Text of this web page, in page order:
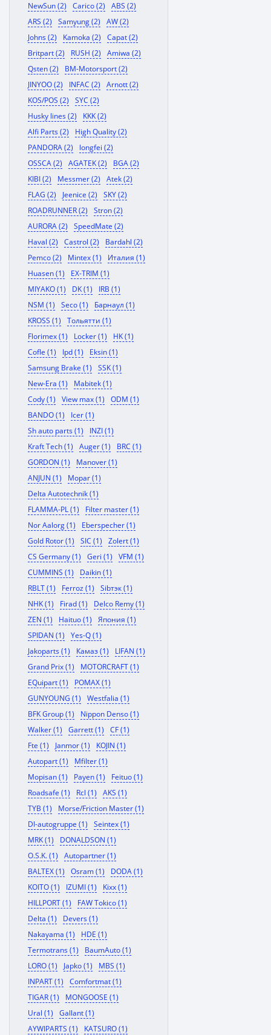
NewSun (2)
Carico (2)
ABS (2)
ARS (2)
Samyung (2)
AW (2)
Johns (2)
Kamoka (2)
Capat (2)
Britpart (2)
RUSH (2)
Amiwa (2)
Qsten (2)
BM-Motorsport (2)
JINYOO (2)
INFAC (2)
Arnott (2)
KOS/POS (2)
SYC (2)
Husky lines (2)
KKK (2)
Alfi Parts (2)
High Quality (2)
PANDORA (2)
longfei (2)
OSSCA (2)
AGATEK (2)
BGA (2)
KIBI (2)
Messmer (2)
Atek (2)
FLAG (2)
Jeenice (2)
SKY (2)
ROADRUNNER (2)
Stron (2)
AURORA (2)
SpeedMate (2)
Haval (2)
Castrol (2)
Bardahl (2)
Pemco (2)
Mintex (1)
Италия (1)
Huasen (1)
EX-TRIM (1)
MIYAKO (1)
DK (1)
IRB (1)
NSM (1)
Seco (1)
Барнаул (1)
KROSS (1)
Тольятти (1)
Florimex (1)
Locker (1)
HK (1)
Cofle (1)
Ipd (1)
Eksin (1)
Samsung Brake (1)
SSK (1)
New-Era (1)
Mabitek (1)
Cody (1)
View max (1)
ODM (1)
BANDO (1)
Icer (1)
Sh auto parts (1)
INZI (1)
Kraft Tech (1)
Auger (1)
BRC (1)
GORDON (1)
Manover (1)
ANJUN (1)
Mopar (1)
Delta Autotechnik (1)
FLAMMA-PL (1)
Filter master (1)
Nor Aalorg (1)
Eberspecher (1)
Gold Rotor (1)
SIC (1)
Zolert (1)
CS Germany (1)
Geri (1)
VFM (1)
CUMMINS (1)
Daikin (1)
RBLT (1)
Ferroz (1)
Sibтэк (1)
NHK (1)
Firad (1)
Delco Remy (1)
ZEN (1)
Haituo (1)
Япония (1)
SPIDAN (1)
Yes-Q (1)
Jakoparts (1)
Камаз (1)
LIFAN (1)
Grand Prix (1)
MOTORCRAFT (1)
EQuipart (1)
POMAX (1)
GUNYOUNG (1)
Westfalia (1)
BFK Group (1)
Nippon Denso (1)
Walker (1)
Garrett (1)
CF (1)
Fte (1)
Janmor (1)
KOJIN (1)
Autopart (1)
Mfilter (1)
Mopisan (1)
Payen (1)
Feituo (1)
Roadsafe (1)
Rcl (1)
AKS (1)
TYB (1)
Morse/Friction Master (1)
Dl-autogruppe (1)
Seintex (1)
MRK (1)
DONALDSON (1)
O.S.K. (1)
Autopartner (1)
BALTEX (1)
Osram (1)
DODA (1)
KOITO (1)
IZUMI (1)
Kixx (1)
HILLPORT (1)
FAW Tokico (1)
Delta (1)
Devers (1)
Nakayama (1)
HDE (1)
Termotrans (1)
BaumAuto (1)
LORO (1)
Japko (1)
MBS (1)
INPART (1)
Comfortmat (1)
TIGAR (1)
MONGOOSE (1)
Ural (1)
Gallant (1)
AYWIPARTS (1)
KATSURO (1)